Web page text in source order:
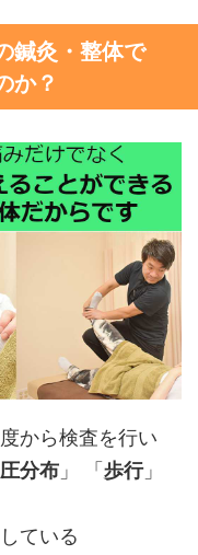
鍼灸・整体で
か？
から検査を行い
分布 」 「 歩行」
ている